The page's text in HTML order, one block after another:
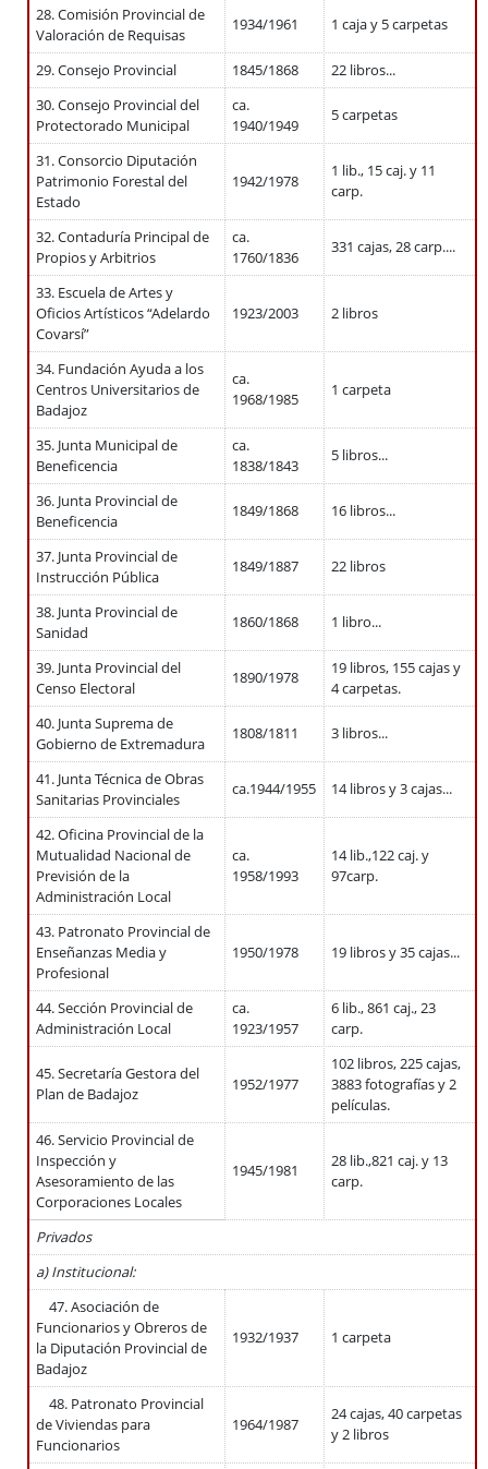
28. Comisión Provincial de
Valoración de Requisas
1934/1961 1 caja y 5 carpetas
29. Consejo Provincial 1845/1868
22 libros...
30. Consejo Provincial del
Protectorado Municipal
ca.
1940/1949
5 carpetas
31. Consorcio Diputación
Patrimonio Forestal del
Estado
1942/1978
1 lib., 15 caj. y 11
carp.
32. Contaduría Principal de
Propios y Arbitrios
ca.
1760/1836
331 cajas, 28 carp....
33. Escuela de Artes y
Oficios Artísticos “Adelardo
Covarsí”
1923/2003 2 libros
34. Fundación Ayuda a los
Centros Universitarios de
Badajoz
ca.
1968/1985
1 carpeta
35. Junta Municipal de
Beneficencia
ca.
1838/1843
5 libros...
36. Junta Provincial de
Beneficencia
1849/1868 16 libros...
37. Junta Provincial de
Instrucción Pública
1849/1887 22 libros
38. Junta Provincial de
Sanidad
1860/1868 1 libro...
39. Junta Provincial del
Censo Electoral
1890/1978
19 libros, 155 cajas y
4 carpetas.
40. Junta Suprema de
Gobierno de Extremadura
1808/1811 3 libros...
41. Junta Técnica de Obras
Sanitarias Provinciales
ca.1944/1955 14 libros y 3 cajas...
42. Oficina Provincial de la
Mutualidad Nacional de
Previsión de la
Administración Local
ca.
1958/1993
14 lib.,122 caj. y
97carp.
43. Patronato Provincial de
Enseñanzas Media y
Profesional
1950/1978 19 libros y 35 cajas...
44. Sección Provincial de
Administración Local
ca.
1923/1957
6 lib., 861 caj., 23
carp.
45. Secretaría Gestora del
Plan de Badajoz
1952/1977
102 libros, 225 cajas,
3883 fotografías y 2
películas.
46. Servicio Provincial de
Inspección y
Asesoramiento de las
Corporaciones Locales
1945/1981
28 lib.,821 caj. y 13
carp.
Privados
a) Institucional:
47. Asociación de
Funcionarios y Obreros de
la Diputación Provincial de
Badajoz
1932/1937 1 carpeta
48. Patronato Provincial
de Viviendas para
Funcionarios
1964/1987
24 cajas, 40 carpetas
y 2 libros